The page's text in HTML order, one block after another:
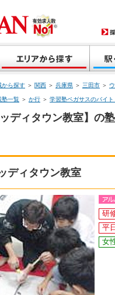
から探す ＞ 関西 ＞ 兵庫県 ＞ 三田市 ＞
塾一覧 ＞ か行 ＞ 学習塾ペガサスのバイ
ディタウン教室】の
ディタウン教室
研
平
女